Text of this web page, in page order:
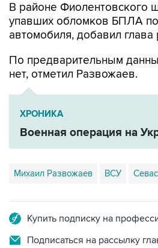
В районе Фиолентовского
упавших обломков БПЛА
автомобиля, добавил глава
По предварительным
нет, отметил Развожаев.
ХРОНИКА
Военная операция на
Михаил Развожаев ВСУ
Купить подписку на
Подписаться на рассылку